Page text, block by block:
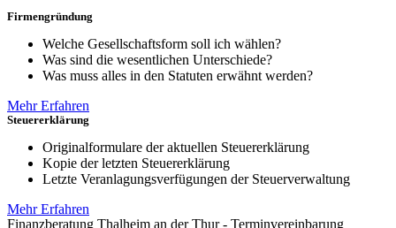
Firmengründung
Welche Gesellschaftsform soll ich wählen?
Was sind die wesentlichen Unterschiede?
Was muss alles in den Statuten erwähnt werden?
Mehr Erfahren
Steuererklärung
Originalformulare der aktuellen Steuererklärung
Kopie der letzten Steuererklärung
Letzte Veranlagungsverfügungen der Steuerverwaltung
Mehr Erfahren
Finanzberatung Thalheim an der Thur - Terminvereinbarung